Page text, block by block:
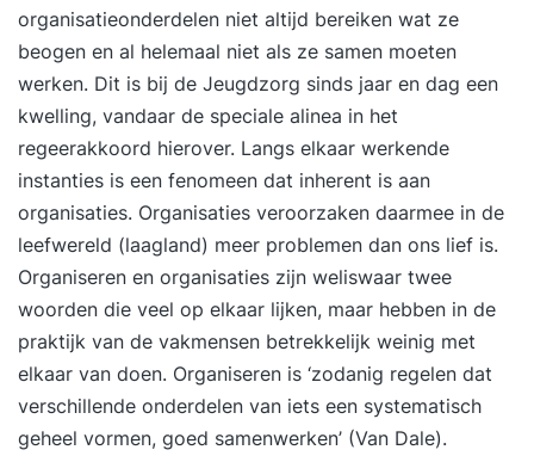
organisatieonderdelen niet altijd bereiken wat ze
beogen en al helemaal niet als ze samen moeten
werken. Dit is bij de Jeugdzorg sinds jaar en dag een
kwelling, vandaar de speciale alinea in het
regeerakkoord hierover. Langs elkaar werkende
instanties is een fenomeen dat inherent is aan
organisaties. Organisaties veroorzaken daarmee in de
leefwereld (laagland) meer problemen dan ons lief is.
Organiseren en organisaties zijn weliswaar twee
woorden die veel op elkaar lijken, maar hebben in de
praktijk van de vakmensen betrekkelijk weinig met
elkaar van doen. Organiseren is ‘zodanig regelen dat
verschillende onderdelen van iets een systematisch
geheel vormen, goed samenwerken’ (Van Dale).